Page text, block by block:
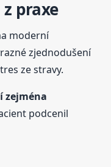
praxe
moderní
zjednodušení
ze stravy.
zejména
podcenil